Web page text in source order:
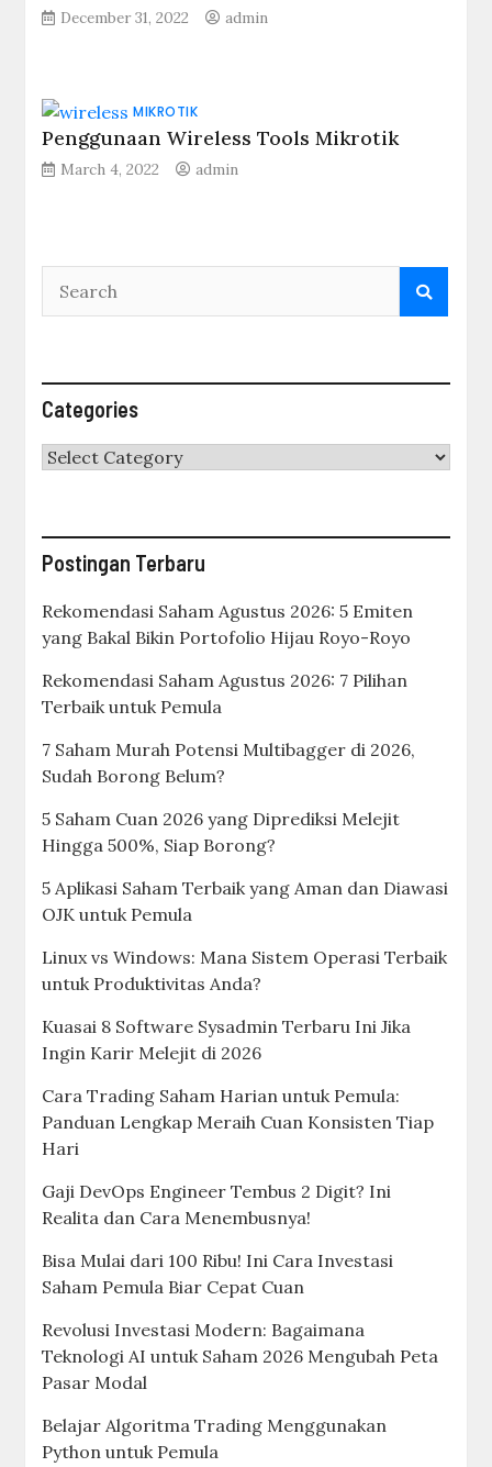
December 31, 2022 admin
MIKROTIK
Penggunaan Wireless Tools Mikrotik
March 4, 2022 admin
Categories
Categories
Postingan Terbaru
Rekomendasi Saham Agustus 2026: 5 Emiten
yang Bakal Bikin Portofolio Hijau Royo-Royo
Rekomendasi Saham Agustus 2026: 7 Pilihan
Terbaik untuk Pemula
7 Saham Murah Potensi Multibagger di 2026,
Sudah Borong Belum?
5 Saham Cuan 2026 yang Diprediksi Melejit
Hingga 500%, Siap Borong?
5 Aplikasi Saham Terbaik yang Aman dan Diawasi
OJK untuk Pemula
Linux vs Windows: Mana Sistem Operasi Terbaik
untuk Produktivitas Anda?
Kuasai 8 Software Sysadmin Terbaru Ini Jika
Ingin Karir Melejit di 2026
Cara Trading Saham Harian untuk Pemula:
Panduan Lengkap Meraih Cuan Konsisten Tiap
Hari
Gaji DevOps Engineer Tembus 2 Digit? Ini
Realita dan Cara Menembusnya!
Bisa Mulai dari 100 Ribu! Ini Cara Investasi
Saham Pemula Biar Cepat Cuan
Revolusi Investasi Modern: Bagaimana
Teknologi AI untuk Saham 2026 Mengubah Peta
Pasar Modal
Belajar Algoritma Trading Menggunakan
Python untuk Pemula